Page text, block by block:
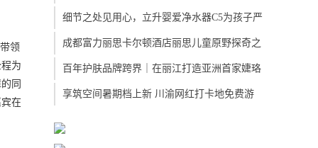
领
为
同
在
细节之处见用心，立升婴爱净水器C5为孩子严
成都富力丽思卡尔顿酒店丽思儿童原野探奇之
百年护肤品牌跨界｜在丽江打造亚洲首家婕珞
享筑空间暑期档上新 川渝网红打卡地免费游